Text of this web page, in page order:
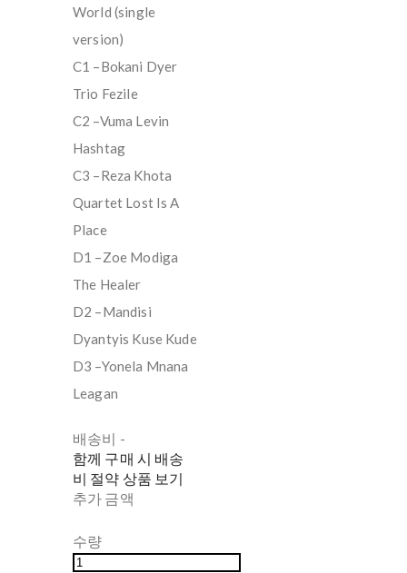
World (single
version)
C1 –Bokani Dyer
Trio Fezile
C2 –Vuma Levin
Hashtag
C3 –Reza Khota
Quartet Lost Is A
Place
D1 –Zoe Modiga
The Healer
D2 –Mandisi
Dyantyis Kuse Kude
D3 –Yonela Mnana
Leagan
배송비 -
함께 구매 시 배송
비 절약 상품 보기
추가 금액
수량